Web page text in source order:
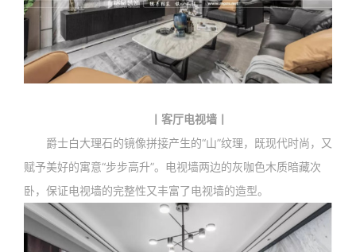
丨客厅电视墙丨
爵士白大理石的镜像拼接产生的“山”纹理，既现代时尚，又
赋予美好的寓意“步步高升”。电视墙两边的灰咖色木质暗藏次
卧，保证电视墙的完整性又丰富了电视墙的造型。